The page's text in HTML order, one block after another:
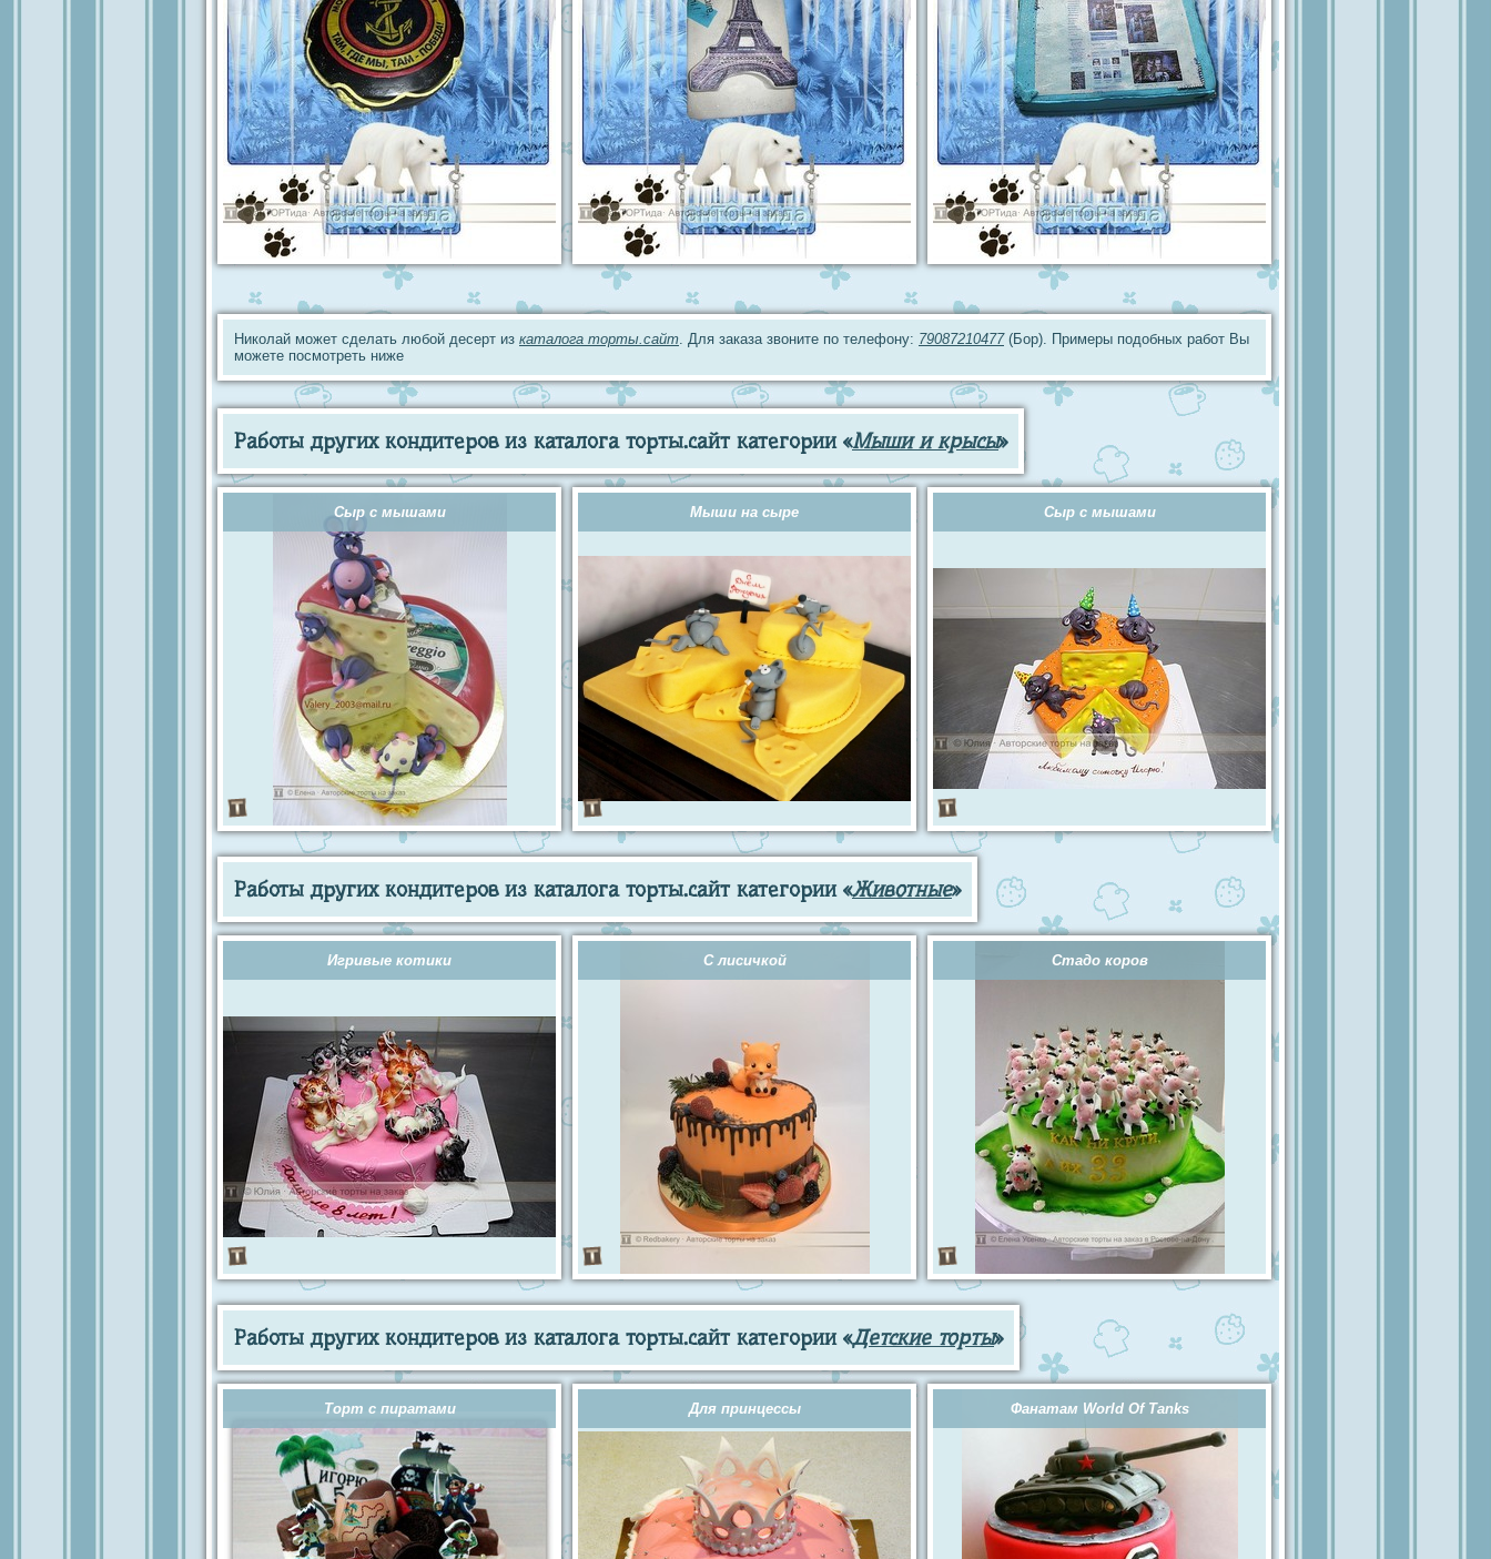
Николай может сделать любой десерт из каталога торты.сайт. Для заказа звоните по телефону: 79087210477(Бор). Примеры подобных работ Вы
можете посмотреть ниже
Работы других кондитеров из каталога торты.сайт категории «Мыши и крысы»
Сыр с мышами Мыши на сыре Сыр с мышами
Работы других кондитеров из каталога торты.сайт категории «Животные»
Игривые котики С лисичкой Стадо коров
Работы других кондитеров из каталога торты.сайт категории «Детские торты»
Торт с пиратами Для принцессы Фанатам World Of Tanks